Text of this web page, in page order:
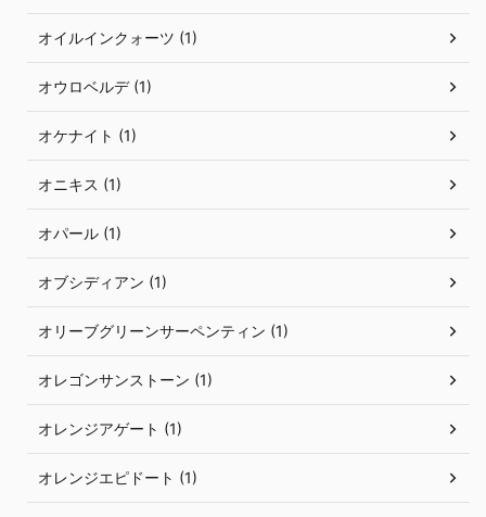
オイルインクォーツ (1)
オウロベルデ (1)
オケナイト (1)
オニキス (1)
オパール (1)
オブシディアン (1)
オリーブグリーンサーペンティン (1)
オレゴンサンストーン (1)
オレンジアゲート (1)
オレンジエピドート (1)